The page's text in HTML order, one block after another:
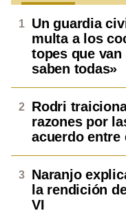
Un guardia
multa a los
topes que van
saben todas»
Rodri
razones por
acuerdo
Naranjo
la rendición
VI